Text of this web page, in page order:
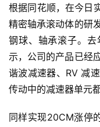
人
工
智
能
车
根据同花顺，在今日
精密轴承滚动体的研
钢球、轴承滚子。
示，公司的产品已经
谐波减速器、RV 减
传动中的减速器单元
同样实现20CM涨停